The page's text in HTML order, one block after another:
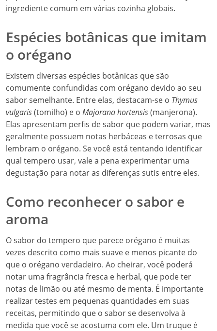
ingrediente comum em várias cozinha globais.
Espécies botânicas que imitam
o orégano
Existem diversas espécies botânicas que são
comumente confundidas com orégano devido ao seu
sabor semelhante. Entre elas, destacam-se o Thymus
vulgaris(tomilho) e o Majorana hortensis(manjerona).
Elas apresentam perfis de sabor que podem variar, mas
geralmente possuem notas herbáceas e terrosas que
lembram o orégano. Se você está tentando identificar
qual tempero usar, vale a pena experimentar uma
degustação para notar as diferenças sutis entre eles.
Como reconhecer o sabor e
aroma
O sabor do tempero que parece orégano é muitas
vezes descrito como mais suave e menos picante do
que o orégano verdadeiro. Ao cheirar, você poderá
notar uma fragrância fresca e herbal, que pode ter
notas de limão ou até mesmo de menta. É importante
realizar testes em pequenas quantidades em suas
receitas, permitindo que o sabor se desenvolva à
medida que você se acostuma com ele. Um truque é